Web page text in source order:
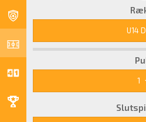
U14
1